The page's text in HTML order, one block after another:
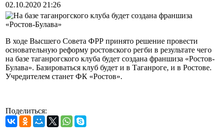
02.10.2020 21:26
В ходе Высшего Совета ФРР принято решение провести
основательную реформу ростовского регби в результате чего
на базе таганрогского клуба будет создана франшиза «Ростов-
Булава». Базироваться клуб будет и в Таганроге, и в Ростове.
Учредителем станет ФК «Ростов».
Поделиться: